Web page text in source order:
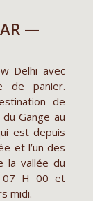
—
Delhi avec
de panier.
de
Gange au
est depuis
et l’un des
la vallée du
07 H 00 et
midi.